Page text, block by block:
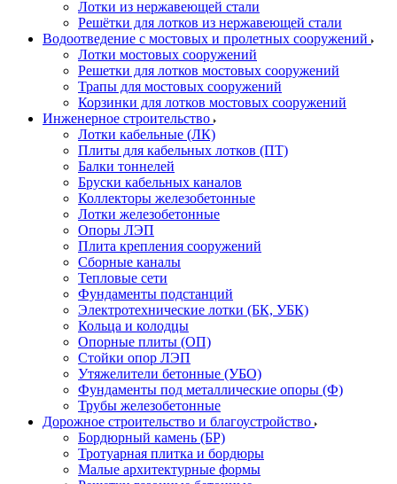
Лотки из нержавеющей стали
Решётки для лотков из нержавеющей стали
Водоотведение с мостовых и пролетных сооружений
Лотки мостовых сооружений
Решетки для лотков мостовых сооружений
Трапы для мостовых сооружений
Корзинки для лотков мостовых сооружений
Инженерное строительство
Лотки кабельные (ЛК)
Плиты для кабельных лотков (ПТ)
Балки тоннелей
Бруски кабельных каналов
Коллекторы железобетонные
Лотки железобетонные
Опоры ЛЭП
Плита крепления сооружений
Сборные каналы
Тепловые сети
Фундаменты подстанций
Электротехнические лотки (БК, УБК)
Кольца и колодцы
Опорные плиты (ОП)
Стойки опор ЛЭП
Утяжелители бетонные (УБО)
Фундаменты под металлические опоры (Ф)
Трубы железобетонные
Дорожное строительство и благоустройство
Бордюрный камень (БР)
Тротуарная плитка и бордюры
Малые архитектурные формы